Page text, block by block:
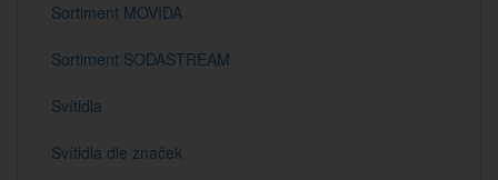
Sortiment MOVIDA
Sortiment SODASTREAM
Svítidla
Svítidla dle značek